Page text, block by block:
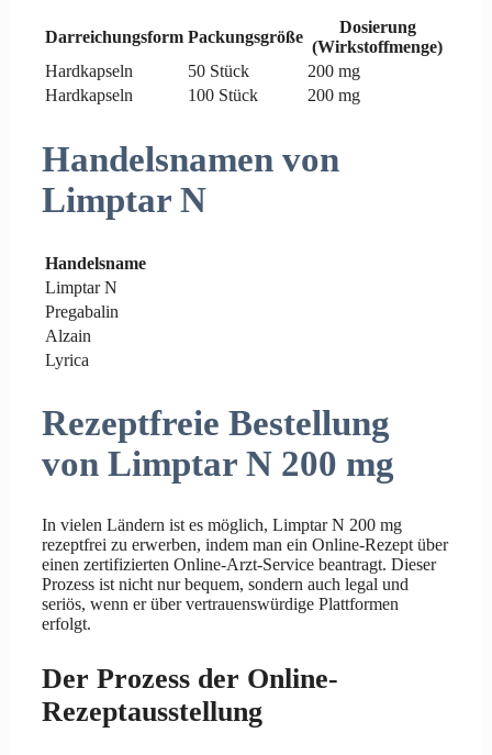
Darreichungsform Packungsgröße
Dosierung
(Wirkstoffmenge)
Hardkapseln
50 Stück
200 mg
Hardkapseln
100 Stück 200 mg
Handelsnamen von
Limptar N
Handelsname
Limptar N
Pregabalin
Alzain
Lyrica
Rezeptfreie Bestellung
von Limptar N 200 mg
In vielen Ländern ist es möglich, Limptar N 200 mg
rezeptfrei zu erwerben, indem man ein Online-Rezept über
einen zertifizierten Online-Arzt-Service beantragt. Dieser
Prozess ist nicht nur bequem, sondern auch legal und
seriös, wenn er über vertrauenswürdige Plattformen
erfolgt.
Der Prozess der Online-
Rezeptausstellung